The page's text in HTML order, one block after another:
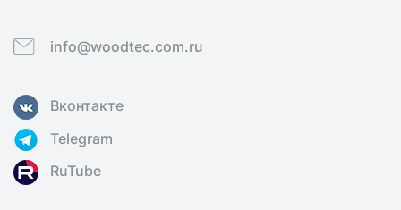
info@woodtec.com.ru
Вконтакте
Telegram
RuTube